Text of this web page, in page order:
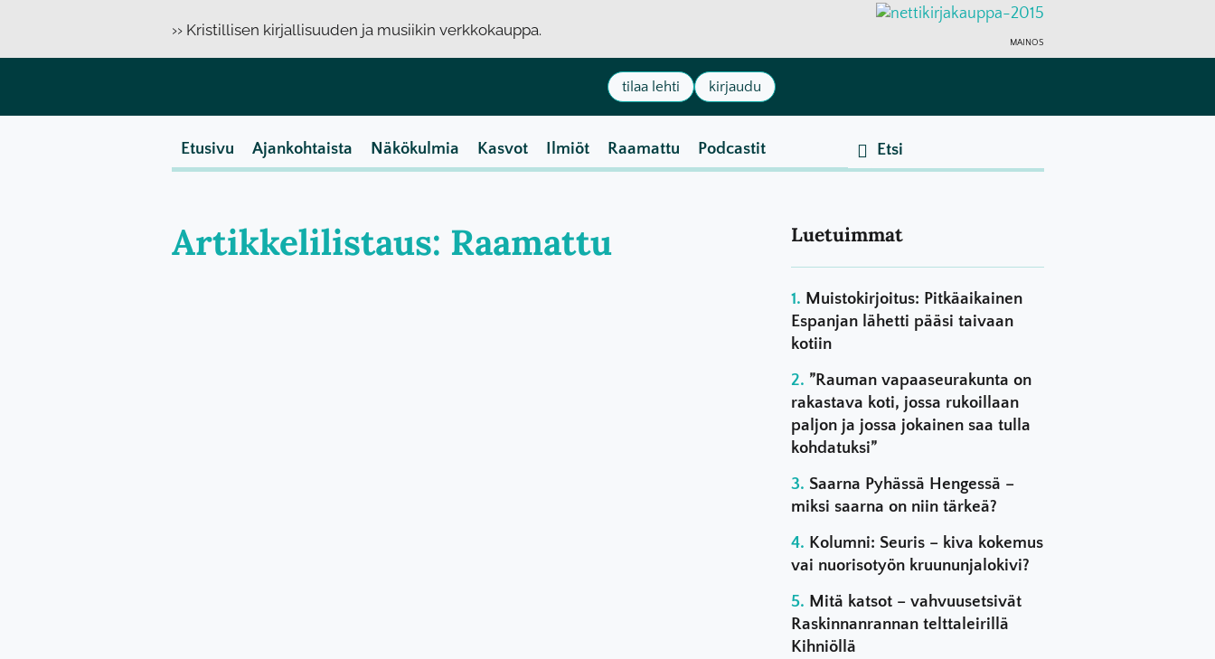
›› Kristillisen kirjallisuuden ja musiikin verkkokauppa.
MAINOS
tilaa lehti kirjaudu
Etusivu Ajankohtaista Näkökulmia Kasvot Ilmiöt Raamattu Podcastit
Artikkelilistaus: Raamattu Luetuimmat
Muistokirjoitus: Pitkäaikainen
Espanjan lähetti pääsi taivaan
kotiin
”Rauman vapaaseurakunta on
rakastava koti, jossa rukoillaan
paljon ja jossa jokainen saa tulla
kohdatuksi”
Saarna Pyhässä Hengessä –
miksi saarna on niin tärkeä?
Kolumni: Seuris – kiva kokemus
vai nuorisotyön kruununjalokivi?
Mitä katsot – vahvuusetsivät
Raskinnanrannan telttaleirillä
Kihniöllä